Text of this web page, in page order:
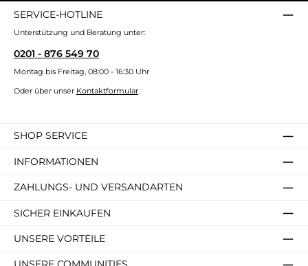
SERVICE-HOTLINE
Unterstützung und Beratung unter:
0201 - 876 549 70
Montag bis Freitag, 08:00 - 16:30 Uhr
Oder über unser Kontaktformular.
SHOP SERVICE
INFORMATIONEN
ZAHLUNGS- UND VERSANDARTEN
SICHER EINKAUFEN
UNSERE VORTEILE